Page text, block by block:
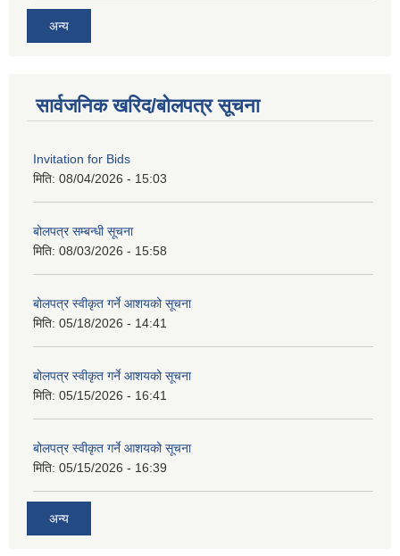
अन्य
सार्वजनिक खरिद/बोलपत्र सूचना
Invitation for Bids
मिति: 08/04/2026 - 15:03
बोलपत्र सम्बन्धी सूचना
मिति: 08/03/2026 - 15:58
बोलपत्र स्वीकृत गर्ने आशयको सूचना
मिति: 05/18/2026 - 14:41
बोलपत्र स्वीकृत गर्ने आशयको सूचना
मिति: 05/15/2026 - 16:41
बोलपत्र स्वीकृत गर्ने आशयको सूचना
मिति: 05/15/2026 - 16:39
अन्य